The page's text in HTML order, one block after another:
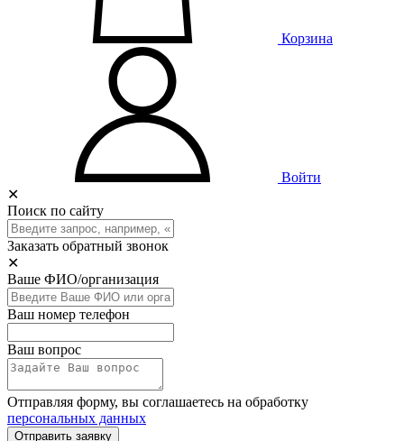
Корзина
Войти
✕
Поиск по сайту
Заказать обратный звонок
✕
Ваше ФИО/организация
Ваш номер телефон
Ваш вопрос
Отправляя форму, вы соглашаетесь на обработку
персональных данных
Отправить заявку